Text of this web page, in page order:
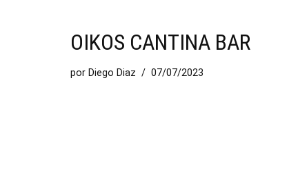
OIKOS CANTINA BAR
por Diego Diaz 07/07/2023